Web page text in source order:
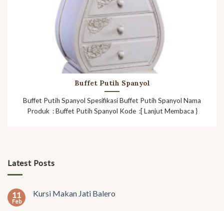
Latest Posts
11
Feb
Kursi Makan Jati Balero
Buffet Putih Spanyol
Buffet Putih Spanyol Spesifikasi Buffet Putih Spanyol Nama
Produk : Buffet Putih Spanyol Kode :[ Lanjut Membaca }